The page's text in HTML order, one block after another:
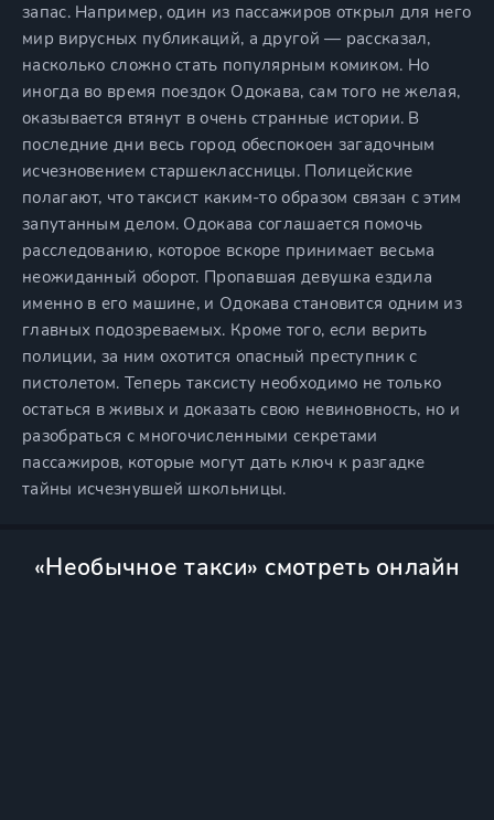
запас. Например, один из пассажиров открыл для него
мир вирусных публикаций, а другой — рассказал,
насколько сложно стать популярным комиком. Но
иногда во время поездок Одокава, сам того не желая,
оказывается втянут в очень странные истории. В
последние дни весь город обеспокоен загадочным
исчезновением старшеклассницы. Полицейские
полагают, что таксист каким-то образом связан с этим
запутанным делом. Одокава соглашается помочь
расследованию, которое вскоре принимает весьма
неожиданный оборот. Пропавшая девушка ездила
именно в его машине, и Одокава становится одним из
главных подозреваемых. Кроме того, если верить
полиции, за ним охотится опасный преступник с
пистолетом. Теперь таксисту необходимо не только
остаться в живых и доказать свою невиновность, но и
разобраться с многочисленными секретами
пассажиров, которые могут дать ключ к разгадке
тайны исчезнувшей школьницы.
«Необычное такси» смотреть онлайн